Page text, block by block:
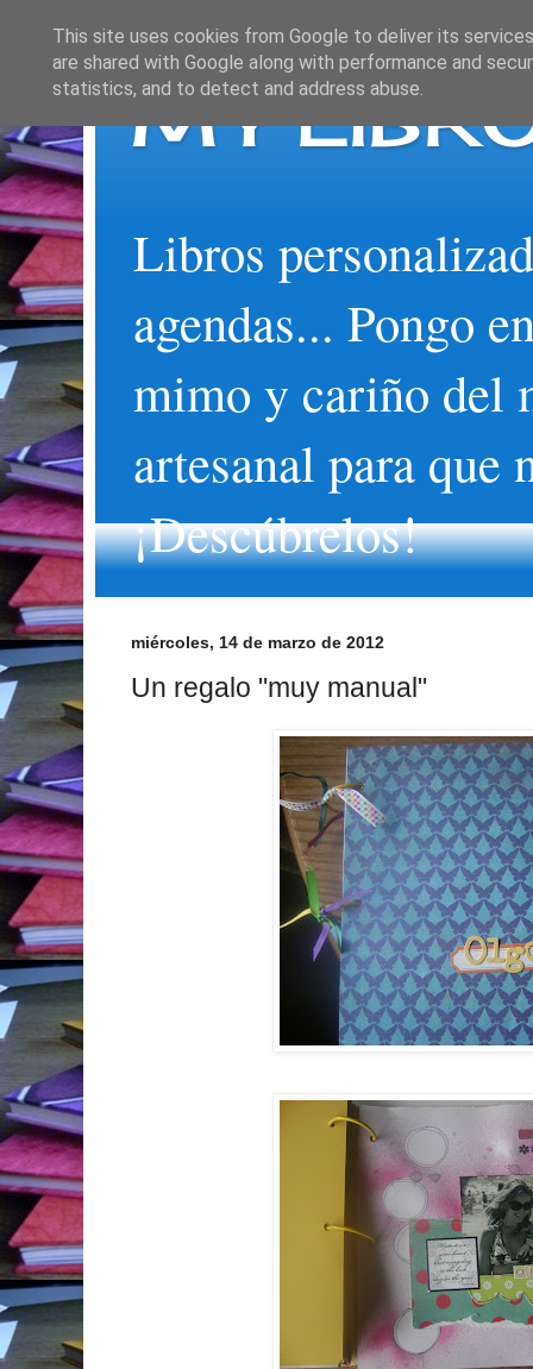
MY
Libros
agendas... Pongo
mimo y cariño del
artesanal para que
¡Descúbrelos!
miércoles, 14 de marzo de 2012
Un regalo "muy manual"
This site uses cookies from Google to deliver its
are shared with Google along with performance and
statistics, and to detect and address abuse.